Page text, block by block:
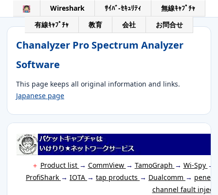
Wireshark ｻｲﾊﾞ-ｾｷｭﾘﾃｨ
無線ｷｬﾌﾟﾁｬ
有線ｷｬﾌﾟﾁｬ
教育 会社 お問合せ
Chanalyzer Pro Spectrum Analyzer
Software
This page keeps all original information and links.
Japanese page
＋ Product list → CommView → TamoGraph → Wi-Spy →
ProfiShark → IOTA → tap products → Dualcomm →
channel fault